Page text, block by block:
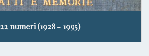
22 numeri (1928 - 1995)